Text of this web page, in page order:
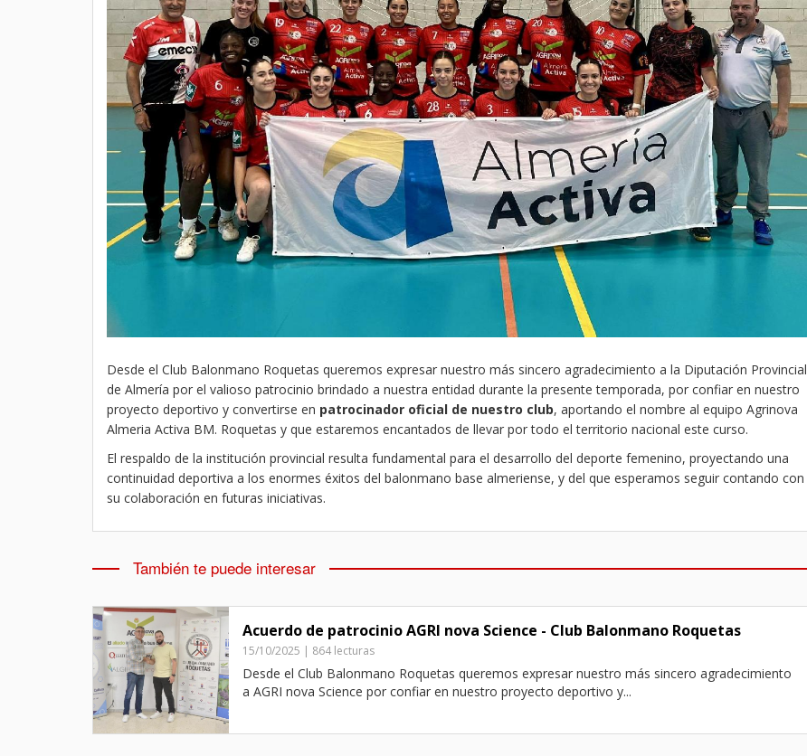
Desde el Club Balonmano Roquetas queremos expresar nuestro más sincero agradecimiento a la Diputación Provincial
de Almería por el valioso patrocinio brindado a nuestra entidad durante la presente temporada, por confiar en nuestro
proyecto deportivo y convertirse en patrocinador oficial de nuestro club, aportando el nombre al equipo Agrinova
Almeria Activa BM. Roquetas y que estaremos encantados de llevar por todo el territorio nacional este curso.
El respaldo de la institución provincial resulta fundamental para el desarrollo del deporte femenino, proyectando una
continuidad deportiva a los enormes éxitos del balonmano base almeriense, y del que esperamos seguir contando con
su colaboración en futuras iniciativas.
También te puede interesar
Acuerdo de patrocinio AGRI nova Science - Club Balonmano Roquetas
15/10/2025 | 864 lecturas
Desde el Club Balonmano Roquetas queremos expresar nuestro más sincero agradecimiento
a AGRI nova Science por confiar en nuestro proyecto deportivo y...